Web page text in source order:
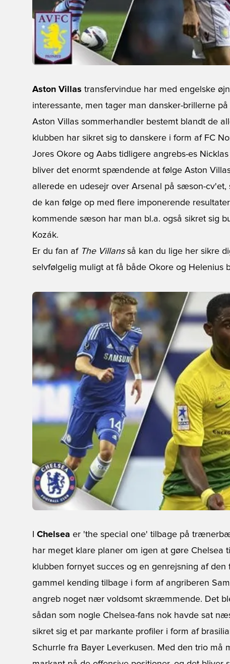
Aston Villas transfervindue har med engelske
interessante, men tager man dansker-brillerne
Aston Villas sommerhandler bestemt blandt de
klubben har sikret sig to danskere i form af FC
Jores Okore og Aabs tidligere angrebs-es
bliver det enormt spændende at følge Aston
allerede en udesejr over Arsenal på sæson-cv'et,
de kan følge op med flere imponerende
kommende sæson har man bl.a. også sikret sig
Kozák.
Er du fan af The Villansså kan du lige her sikre
selvfølgelig muligt at få både Okore og Helenius
Chelsea er 'the special one' tilbage på
har meget klare planer om igen at gøre Chelsea
klubben fornyet succes og en genrejsning af
gammel kending tilbage i form af angriberen
angreb noget nær voldsomt skræmmende. Det
sådan som nogle Chelsea-fans nok havde sat
sikret sig et par markante profiler i form af
Schurrle fra Bayer Leverkusen. Med den trio må